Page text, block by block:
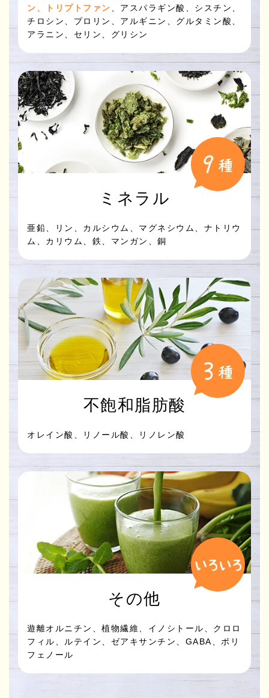
ン、トリプトファン 、アスパラギン酸、シスチン、
チロシン、プロリン、アルギニン、グルタミン酸、
アラニン、セリン、グリシン
ミネラル
亜鉛、リン、カルシウム、マグネシウム、ナトリウ
ム、カリウム、鉄、マンガン、銅
不飽和脂肪酸
オレイン酸、リノール酸、リノレン酸
その他
遊離オルニチン、植物繊維、イノシトール、クロロ
フィル、ルテイン、ゼアキサンチン、GABA、ポリ
フェノール